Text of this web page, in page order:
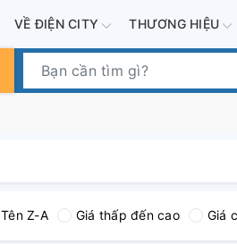
VỀ ĐIỆN CITY THƯƠNG HIỆU
Tên Z-A Giá thấp đến cao Giá